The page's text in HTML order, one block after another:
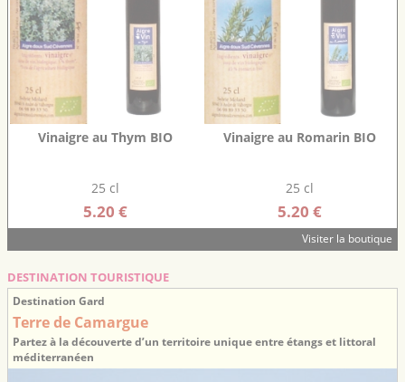
Vinaigre au Thym BIO
25 cl
5.20 €
Vinaigre au Romarin BIO
25 cl
5.20 €
Visiter la boutique
DESTINATION TOURISTIQUE
Destination Gard
Terre de Camargue
Partez à la découverte d’un territoire unique entre étangs et littoral
méditerranéen